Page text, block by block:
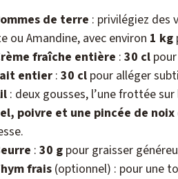
de terre : privilégiez des
ou Amandine, avec environ 1 kg
fraîche entière : 30 cl
entier: 30 cl pour alléger
: deux gousses, l’une frottée
poivre et une pincée de
: 30 g pour graisser
frais(optionnel) : pour une